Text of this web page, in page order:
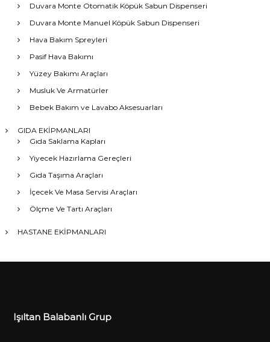
Duvara Monte Otomatik Köpük Sabun Dispenseri
Duvara Monte Manuel Köpük Sabun Dispenseri
Hava Bakım Spreyleri
Pasif Hava Bakımı
Yüzey Bakımı Araçları
Musluk Ve Armatürler
Bebek Bakım ve Lavabo Aksesuarları
GIDA EKİPMANLARI
Gıda Saklama Kapları
Yiyecek Hazırlama Gereçleri
Gıda Taşıma Araçları
İçecek Ve Masa Servisi Araçları
Ölçme Ve Tartı Araçları
HASTANE EKİPMANLARI
Işıltan Balabanlı Grup